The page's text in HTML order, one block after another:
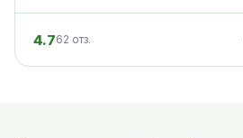
4.762 отз.